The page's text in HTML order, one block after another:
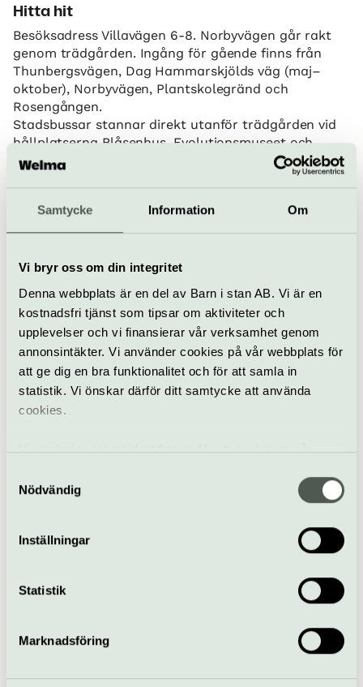
Samtycke Information Om
Vi bryr oss om din integritet
Denna webbplats är en del av Barn i stan AB. Vi är en
kostnadsfri tjänst som tipsar om aktiviteter och
upplevelser och vi finansierar vår verksamhet genom
annonsintäkter. Vi använder cookies på vår webbplats för
att ge dig en bra funktionalitet och för att samla in
statistik. Vi önskar därför ditt samtycke att använda
cookies.
Vi använder enhetsidentifierare för att analysera vår
samt tillhandahålla funktioner för sociala medier. Vi
vidarebefordrar även sådana identifierare och annan
information från din enhet till de sociala medier och
annons- och analysföretag som vi samarbetar med.
information som du har tillhandahållit eller som de har
Nödvändig
Inställningar
Statistik
Marknadsföring
Hitta hit
Besöksadress Villavägen 6-8. Norbyvägen går rakt
genom trädgården. Ingång för gående finns från
Thunbergsvägen, Dag Hammarskjölds väg (maj–
oktober), Norbyvägen, Plantskolegränd och
Rosengången.
Stadsbussar stannar direkt utanför trädgården vid
hållplatserna Blåsenhus, Evolutionsmuseet och
Segerstedthuset.
Tropiska växthuset
www.uu.se/botaniska-tradgarden
018-4712838
Till webbplats
Allt som händer – Tropiska
KnivstaSune I Tropiska